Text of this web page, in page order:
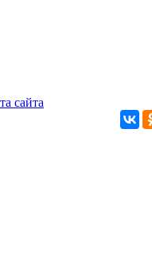
сайта